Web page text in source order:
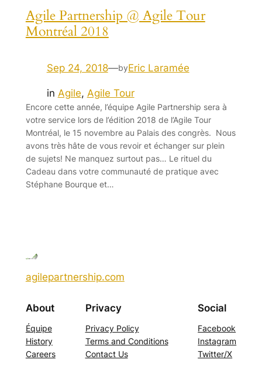
Agile Partnership @ Agile Tour
Montréal 2018
Sep 24, 2018—byEric Laramée
in Agile, Agile Tour
Encore cette année, l’équipe Agile Partnership sera à
votre service lors de l’édition 2018 de l’Agile Tour
Montréal, le 15 novembre au Palais des congrès. Nous
avons très hâte de vous revoir et échanger sur plein
de sujets! Ne manquez surtout pas… Le rituel du
Cadeau dans votre communauté de pratique avec
Stéphane Bourque et…
agilepartnership.com
About
Équipe
History
Careers
Privacy
Privacy Policy
Terms and Conditions
Contact Us
Social
Facebook
Instagram
Twitter/X